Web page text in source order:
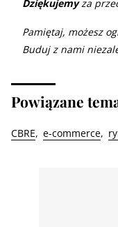
Dziękujemyza
Pamiętaj, możesz
Buduj z nami
Powiązane
CBRE e-commerce